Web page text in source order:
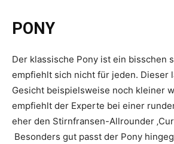
PONY
Der klassische Pony ist ein bisschen
empfiehlt sich nicht für jeden. Dieser
Gesicht beispielsweise noch kleiner
empfiehlt der Experte bei einer
eher den Stirnfransen-Allrounder
Besonders gut passt der Pony